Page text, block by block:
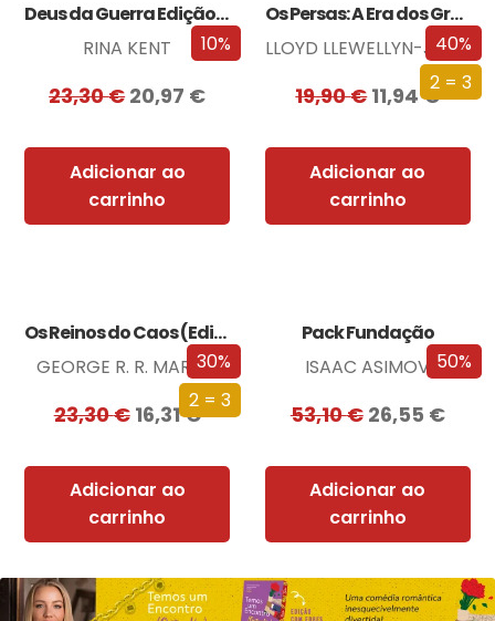
10%
Deus da Guerra Edição com EDGES
RINA KENT
23,30€20,97 €
Adicionar ao
carrinho
40%
2 = 3
Os Persas: A Era dos Grandes Reis
LLOYD LLEWELLYN-JONES
19,90€11,94€
Adicionar ao
carrinho
30%
2 = 3
Os Reinos do Caos (Edição especial limitada)
GEORGE R. R. MARTIN
23,30€ 16,31€
Adicionar ao
carrinho
50%
Pack Fundação
ISAAC ASIMOV
53,10€ 26,55 €
Adicionar ao
carrinho